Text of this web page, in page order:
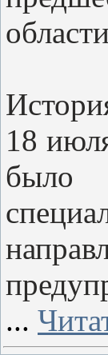
18
было
...